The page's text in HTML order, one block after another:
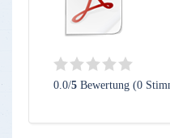
0.0/5 Bewertung (0